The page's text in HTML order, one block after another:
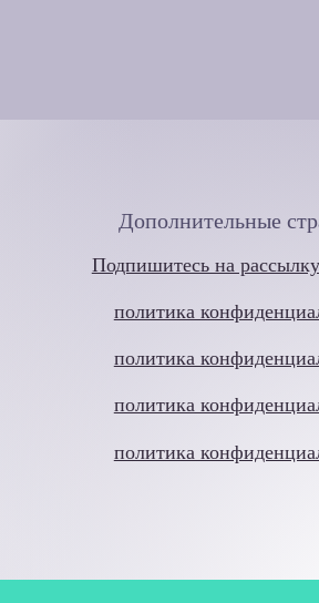
Дополнительные
Подпишитесь на
политика
политика
политика
политика